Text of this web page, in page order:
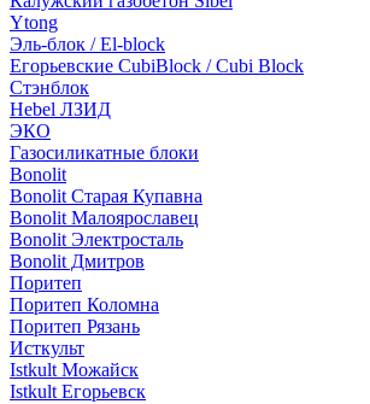
Ytong
Эль-блок / El-block
Егорьевские CubiBlock / Cubi Block
Стэнблок
Hebel ЛЗИД
ЭКО
Газосиликатные блоки
Bonolit
Bonolit Старая Купавна
Bonolit Малоярославец
Bonolit Электросталь
Bonolit Дмитров
Поритеп
Поритеп Коломна
Поритеп Рязань
Исткульт
Istkult Можайск
Istkult Егорьевск